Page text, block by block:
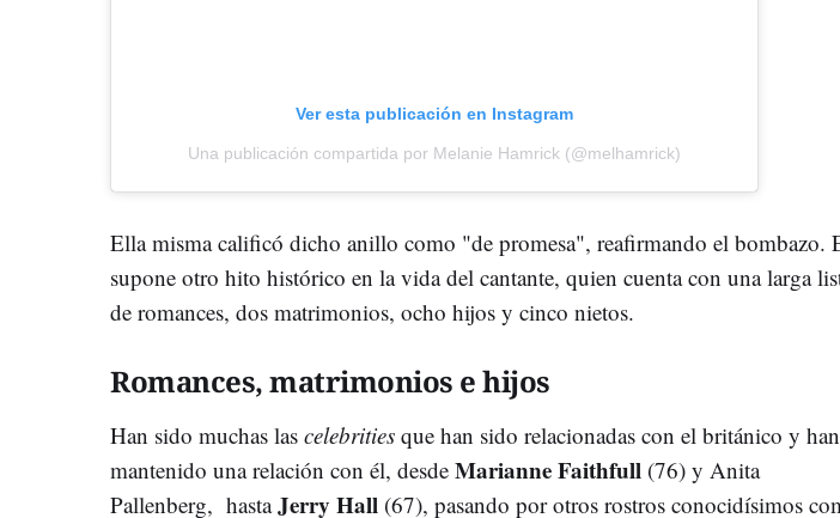
Ver esta publicación en Instagram
Una publicación compartida por Melanie Hamrick (@melhamrick)
Ella misma calificó dicho anillo como "de promesa", reafirmando el bombazo.
supone otro hito histórico en la vida del cantante, quien cuenta con una larga
de romances, dos matrimonios, ocho hijos y cinco nietos.
Romances, matrimonios e hijos
Han sido muchas las celebrities que han sido relacionadas con el británico y han
mantenido una relación con él, desde Marianne Faithfull (76) y Anita
Pallenberg, hasta Jerry Hall (67), pasando por otros rostros conocidísimos